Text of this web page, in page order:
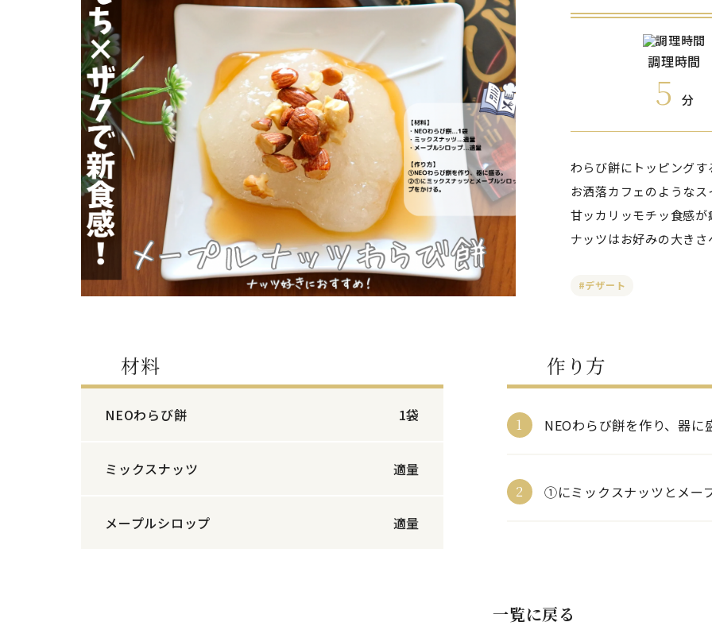
調理時間
5 分
わらび餅にトッピングす
お洒落カフェのようなス
甘ッカリッモチッ食感
ナッツはお好みの大き
#デザート
材料
NEOわらび餅 1袋
ミックスナッツ 適量
メープルシロップ 適量
作り方
1 NEOわらび餅を作り、器に
2 ①にミックスナッツとメー
一覧に戻る